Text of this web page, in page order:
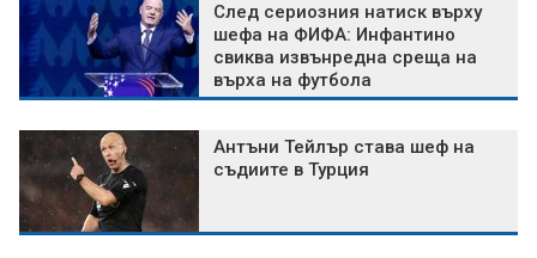
След сериозния натиск върху
шефа на ФИФА: Инфантино
свиква извънредна среща на
върха на футбола
Антъни Тейлър става шеф на
съдиите в Турция